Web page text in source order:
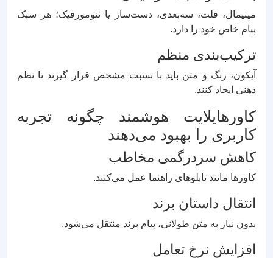
مینیمال، فلت، سه‌بعدی، دست‌ساز یا نئومورفیک؛ هر سبک
پیام خاص خود را دارد.
ترکیب‌بندی منظم
آیکون، رنگ و متن باید با نسبت مشخص قرار گیرند تا نظم
ذهنی ایجاد کنند.
کاورهایلایت هوشمند چگونه تجربه
کاربری را بهبود می‌دهند
کاهش سردرگمی مخاطب
کاورها مانند تابلوهای راهنما عمل می‌کنند.
انتقال داستان برند
بدون نیاز به متن طولانی، پیام برند منتقل می‌شود.
افزایش نرخ تعامل